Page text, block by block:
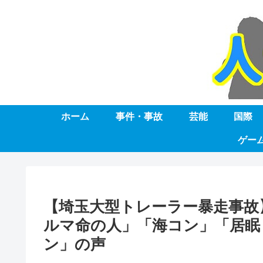
ホーム 事件・事故 芸能 国際
ゲー
【埼玉大型トレーラー暴走事
ルマ命の人」「海コン」「居
ン」の声